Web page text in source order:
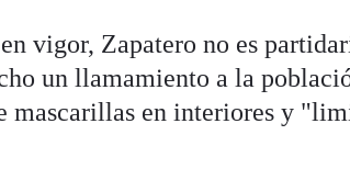
vigor, Zapatero no es
un llamamiento a la
mascarillas en interiores y